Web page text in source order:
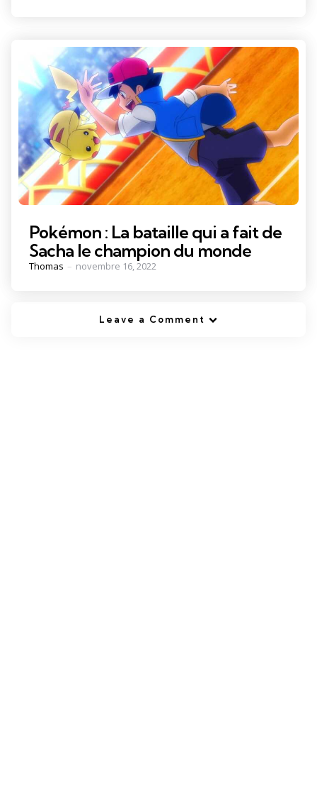
Pokémon : La bataille qui a fait de
Sacha le champion du monde
Posted
Thomas novembre 16, 2022
Leave a Comment